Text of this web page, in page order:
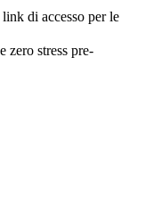
di accesso per le
zero stress pre-